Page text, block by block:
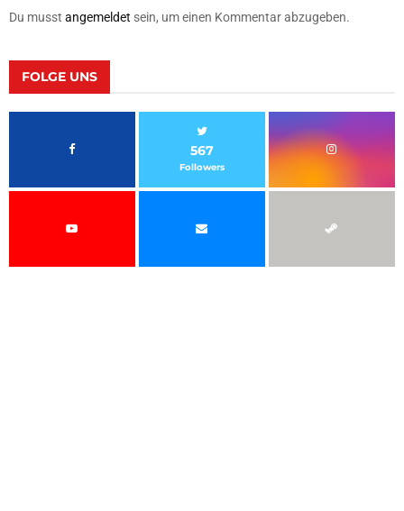
Du musst angemeldet sein, um einen Kommentar abzugeben.
FOLGE UNS
567
Followers